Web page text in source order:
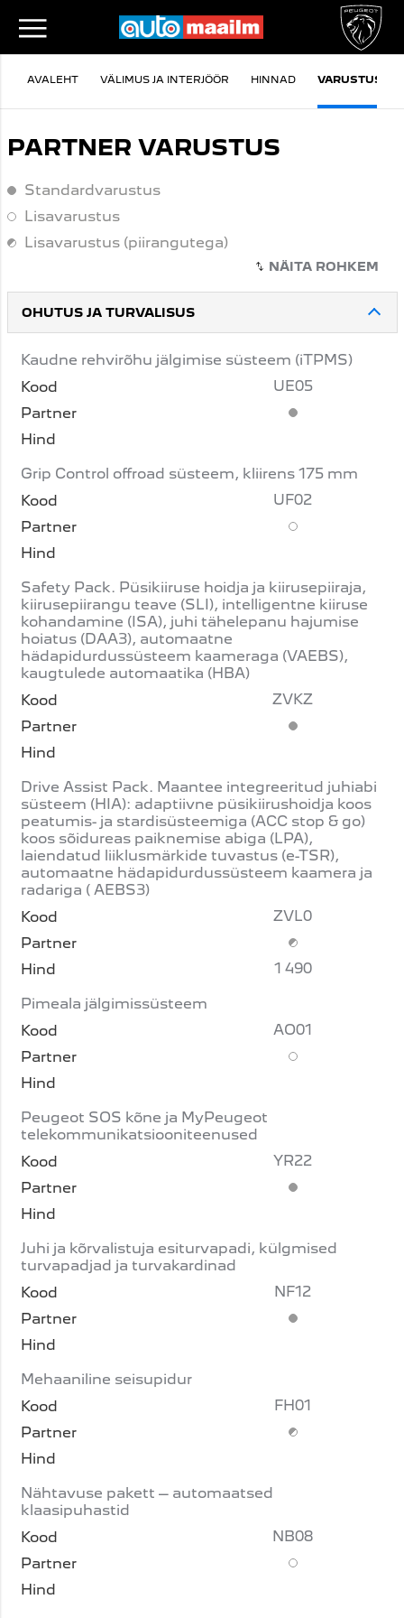
AVALEHT VÄLIMUS JA INTERJÖÖR HINNAD VARUSTUS
PARTNER VARUSTUS
Standardvarustus
Standardvarustus
Lisavarustus
Lisavarustus
Lisavarustus (piirangutega)
Lisavarustus (piirangutega)
OHUTUS JA TURVALISUS
Kaudne rehvirõhu jälgimise süsteem (iTPMS)
UE05
Standardvarustus
Grip Control offroad süsteem, kliirens 175 mm
UF02
Lisavarustus
Safety Pack. Püsikiiruse hoidja ja kiirusepiiraja,
kiirusepiirangu teave (SLI), intelligentne kiiruse
kohandamine (ISA), juhi tähelepanu hajumise
hoiatus (DAA3), automaatne
hädapidurdussüsteem kaameraga (VAEBS),
kaugtulede automaatika (HBA)
ZVKZ
Standardvarustus
Drive Assist Pack. Maantee integreeritud juhiabi
süsteem (HIA): adaptiivne püsikiirushoidja koos
peatumis- ja stardisüsteemiga (ACC stop & go)
koos sõidureas paiknemise abiga (LPA),
laiendatud liiklusmärkide tuvastus (e-TSR),
automaatne hädapidurdussüsteem kaamera ja
radariga ( AEBS3)
ZVL0
Lisavarustus
1 490
Pimeala jälgimissüsteem
AO01
Lisavarustus
Peugeot SOS kõne ja MyPeugeot
telekommunikatsiooniteenused
YR22
Standardvarustus
Juhi ja kõrvalistuja esiturvapadi, külgmised
turvapadjad ja turvakardinad
NF12
Standardvarustus
Mehaaniline seisupidur
FH01
Lisavarustus
Nähtavuse pakett – automaatsed
klaasipuhastid
NB08
Lisavarustus